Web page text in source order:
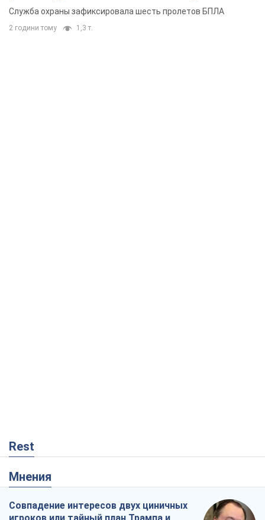
Служба охраны зафиксировала шесть пролетов БПЛА
2 години тому 1,3 т.
Rest
Мнения
Совпадение интересов двух циничных